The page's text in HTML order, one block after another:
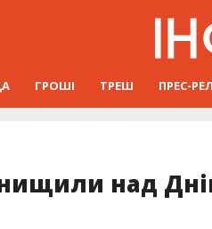
ГРОШІ ТРЕШ ПРЕС-
над